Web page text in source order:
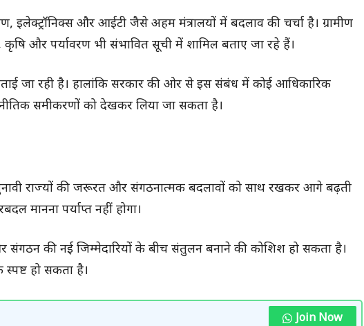
इलेक्ट्रॉनिक्स और आईटी जैसे अहम मंत्रालयों में बदलाव की चर्चा है। ग्रामीण
और पर्यावरण भी संभावित सूची में शामिल बताए जा रहे हैं।
जा रही है। हालांकि सरकार की ओर से इस संबंध में कोई आधिकारिक
समीकरणों को देखकर लिया जा सकता है।
राज्यों की जरूरत और संगठनात्मक बदलावों को साथ रखकर आगे बढ़ती
मानना पर्याप्त नहीं होगा।
संगठन की नई जिम्मेदारियों के बीच संतुलन बनाने की कोशिश हो सकता है।
हो सकता है।
Join Now